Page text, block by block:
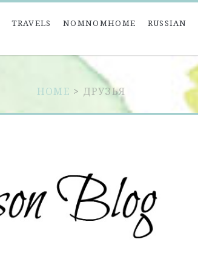
TRAVELS NOMNOMHOME RUSSIAN
HOME > ДРУЗЬЯ